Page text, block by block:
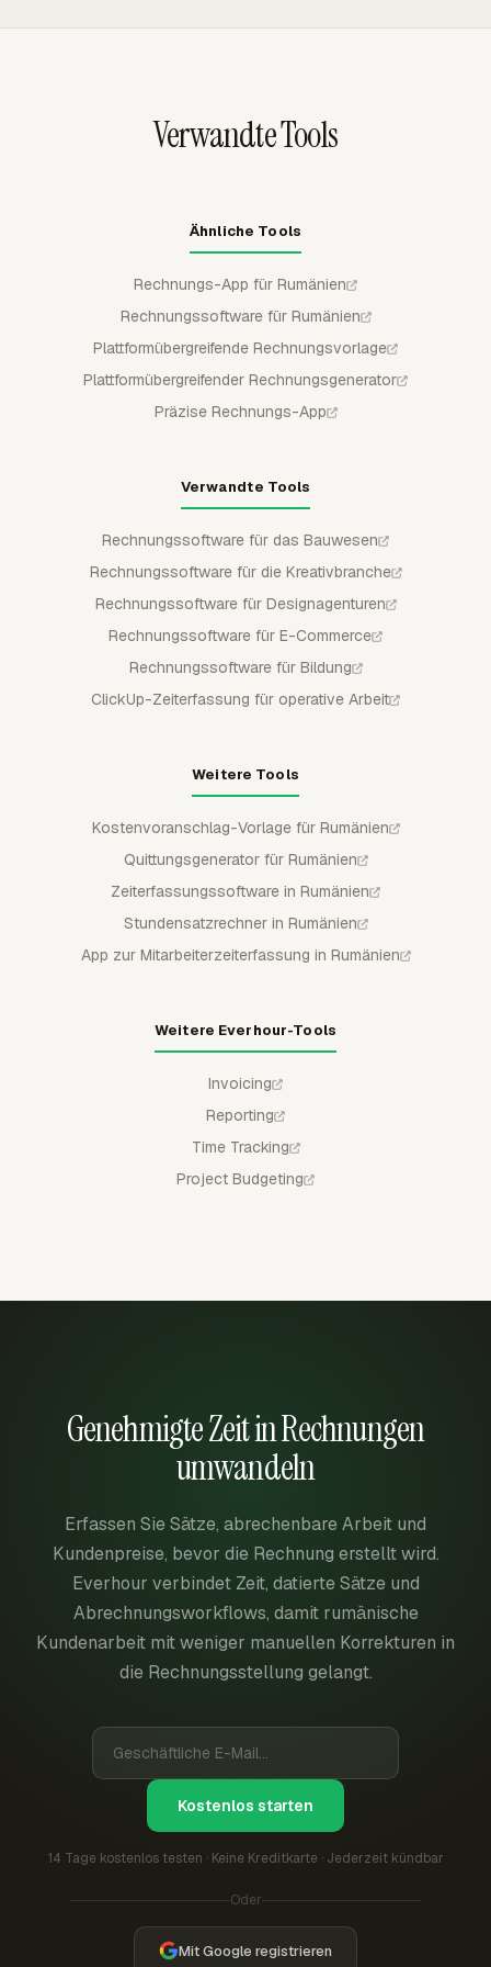
Verwandte Tools
Ähnliche Tools
Rechnungs-App für Rumänien
Rechnungssoftware für Rumänien
Plattformübergreifende Rechnungsvorlage
Plattformübergreifender Rechnungsgenerator
Präzise Rechnungs-App
Verwandte Tools
Rechnungssoftware für das Bauwesen
Rechnungssoftware für die Kreativbranche
Rechnungssoftware für Designagenturen
Rechnungssoftware für E-Commerce
Rechnungssoftware für Bildung
ClickUp-Zeiterfassung für operative Arbeit
Weitere Tools
Kostenvoranschlag-Vorlage für Rumänien
Quittungsgenerator für Rumänien
Zeiterfassungssoftware in Rumänien
Stundensatzrechner in Rumänien
App zur Mitarbeiterzeiterfassung in Rumänien
Weitere Everhour-Tools
Invoicing
Reporting
Time Tracking
Project Budgeting
Genehmigte Zeit in Rechnungen
umwandeln
Erfassen Sie Sätze, abrechenbare Arbeit und
Kundenpreise, bevor die Rechnung erstellt wird.
Everhour verbindet Zeit, datierte Sätze und
Abrechnungsworkflows, damit rumänische
Kundenarbeit mit weniger manuellen Korrekturen in
die Rechnungsstellung gelangt.
Kostenlos starten
14 Tage kostenlos testen · Keine Kreditkarte · Jederzeit kündbar
Oder
Mit Google registrieren